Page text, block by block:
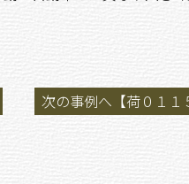
次の事例へ【荷０１１